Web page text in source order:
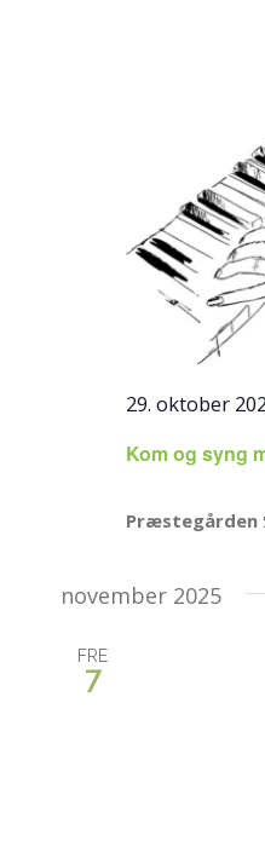
Kom og syng
29. oktober
Præstegården
november 2025
FRE
7